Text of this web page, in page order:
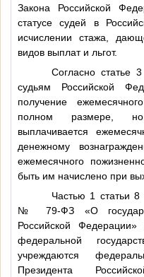
Закона Российской
статусе судей в
исчислении стажа,
видов выплат и льгот.
Согласно статье
судьям Российской
получение
полном размере, но
выплачивается
денежному
ежемесячного
быть им начислено при
Частью 1 статьи
№ 79-ФЗ «О
Российской Федерации»
федеральной
учреждаются
Президента